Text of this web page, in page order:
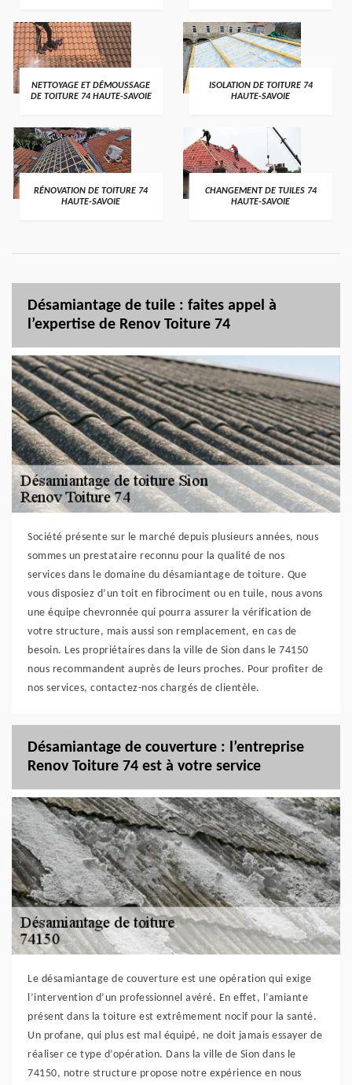
NETTOYAGE ET DÉMOUSSAGE
DE TOITURE 74 HAUTE-SAVOIE
ISOLATION DE TOITURE 74
HAUTE-SAVOIE
RÉNOVATION DE TOITURE 74
HAUTE-SAVOIE
CHANGEMENT DE TUILES 74
HAUTE-SAVOIE
Désamiantage de tuile : faites appel à
l’expertise de Renov Toiture 74
Société présente sur le marché depuis plusieurs années, nous
sommes un prestataire reconnu pour la qualité de nos
services dans le domaine du désamiantage de toiture. Que
vous disposiez d’un toit en fibrociment ou en tuile, nous avons
une équipe chevronnée qui pourra assurer la vérification de
votre structure, mais aussi son remplacement, en cas de
besoin. Les propriétaires dans la ville de Sion dans le 74150
nous recommandent auprès de leurs proches. Pour profiter de
nos services, contactez-nos chargés de clientèle.
Désamiantage de couverture : l’entreprise
Renov Toiture 74 est à votre service
Le désamiantage de couverture est une opération qui exige
l’intervention d’un professionnel avéré. En effet, l’amiante
présent dans la toiture est extrêmement nocif pour la santé.
Un profane, qui plus est mal équipé, ne doit jamais essayer de
réaliser ce type d’opération. Dans la ville de Sion dans le
74150, notre structure propose notre expérience en nous